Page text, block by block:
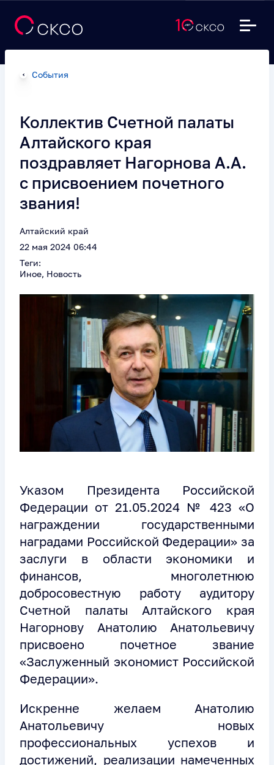
События
Коллектив Счетной палаты
Алтайского края
поздравляет Нагорнова А.А.
с присвоением почетного
звания!
Алтайский край
22 мая 2024 06:44
Теги:
Иное, Новость
Указом Президента Российской
Федерации от 21.05.2024 № 423 «О
награждении государственными
наградами Российской Федерации» за
заслуги в области экономики и
финансов, многолетнюю
добросовестную работу аудитору
Счетной палаты Алтайского края
Нагорнову Анатолию Анатольевичу
присвоено почетное звание
«Заслуженный экономист Российской
Федерации».
Искренне желаем Анатолию
Анатольевичу новых
профессиональных успехов и
достижений, реализации намеченных